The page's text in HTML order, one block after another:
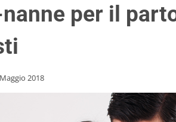
per il
2018